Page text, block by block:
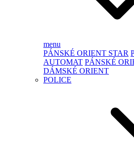
menu
PÁNSKÉ ORIENT STAR
AUTOMAT PÁNSKÉ
DÁMSKÉ ORIENT
POLICE